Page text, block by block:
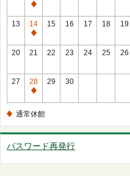
通
常
休
館
13
14
通
常
館
15 16 17 18 19
20 21 22 23 24 25 26
27
28
通
休
館
29 30
通常休館
パスワード再発行